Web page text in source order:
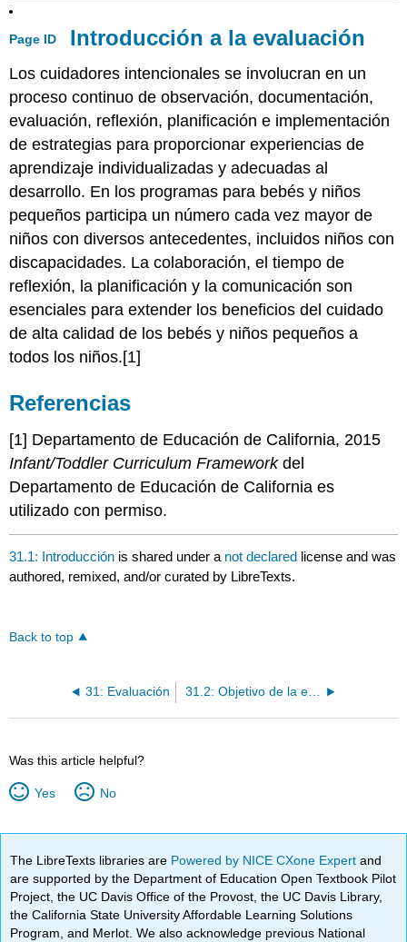
Page ID Introducción a la evaluación
Los cuidadores intencionales se involucran en un
proceso continuo de observación, documentación,
evaluación, reflexión, planificación e implementación
de estrategias para proporcionar experiencias de
aprendizaje individualizadas y adecuadas al
desarrollo. En los programas para bebés y niños
pequeños participa un número cada vez mayor de
niños con diversos antecedentes, incluidos niños con
discapacidades. La colaboración, el tiempo de
reflexión, la planificación y la comunicación son
esenciales para extender los beneficios del cuidado
de alta calidad de los bebés y niños pequeños a
todos los niños.[1]
Referencias
[1] Departamento de Educación de California, 2015
Infant/Toddler Curriculum Frameworkdel
Departamento de Educación de California es
utilizado con permiso.
31.1: Introducción is shared under a not declared license and was
authored, remixed, and/or curated by LibreTexts.
Back to top
31: Evaluación 31.2: Objetivo de la evaluación
Was this article helpful?
Yes No
The LibreTexts libraries are Powered by NICE CXone Expertand
are supported by the Department of Education Open Textbook Pilot
Project, the UC Davis Office of the Provost, the UC Davis Library,
the California State University Affordable Learning Solutions
Program, and Merlot. We also acknowledge previous National